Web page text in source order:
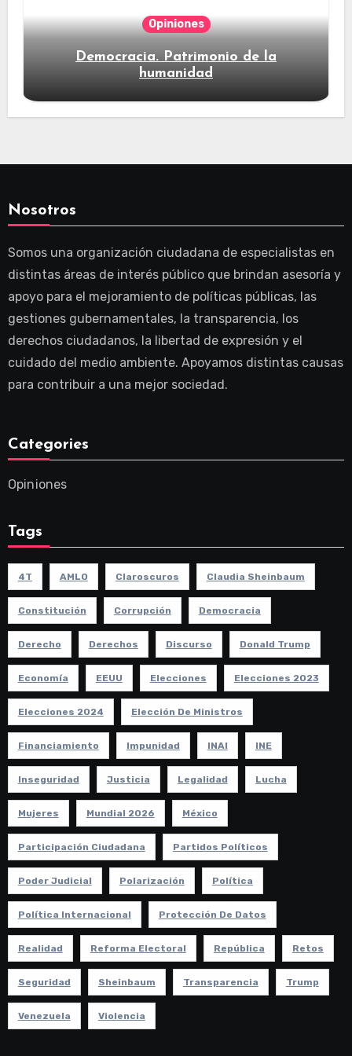
Opiniones
Democracia. Patrimonio de la
humanidad
Nosotros
Somos una organización ciudadana de especialistas en
distintas áreas de interés público que brindan asesoría y
apoyo para el mejoramiento de políticas públicas, las
gestiones gubernamentales, la transparencia, los
derechos ciudadanos, la libertad de expresión y el
cuidado del medio ambiente. Apoyamos distintas causas
para contribuir a una mejor sociedad.
Categories
Opiniones
Tags
4T AMLO Claroscuros Claudia Sheinbaum
Constitución Corrupción Democracia
Derecho Derechos Discurso Donald Trump
Economía EEUU Elecciones Elecciones 2023
Elecciones 2024 Elección De Ministros
Financiamiento Impunidad INAI INE
Inseguridad Justicia Legalidad Lucha
Mujeres Mundial 2026 México
Participación Ciudadana Partidos Políticos
Poder Judicial Polarización Política
Política Internacional Protección De Datos
Realidad Reforma Electoral República Retos
Seguridad Sheinbaum Transparencia Trump
Venezuela Violencia